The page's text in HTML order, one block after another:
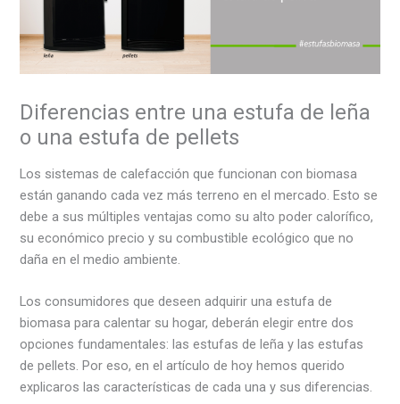
Diferencias entre una estufa de leña
o una estufa de pellets
Los sistemas de calefacción que funcionan con biomasa
están ganando cada vez más terreno en el mercado. Esto se
debe a sus múltiples ventajas como su alto poder calorífico,
su económico precio y su combustible ecológico que no
daña en el medio ambiente.
Los consumidores que deseen adquirir una estufa de
biomasa para calentar su hogar, deberán elegir entre dos
opciones fundamentales: las estufas de leña y las estufas
de pellets. Por eso, en el artículo de hoy hemos querido
explicaros las características de cada una y sus diferencias.